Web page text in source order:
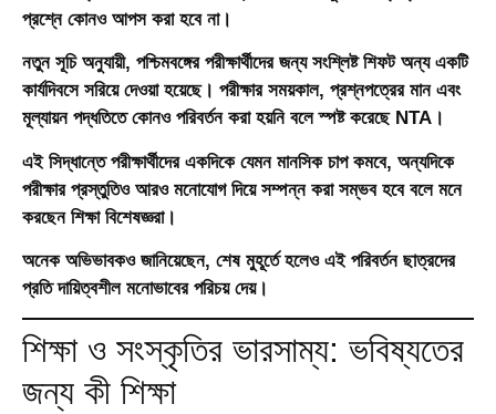
প্রশ্নে কোনও আপস করা হবে না।
নতুন সূচি অনুযায়ী, পশ্চিমবঙ্গের পরীক্ষার্থীদের জন্য সংশ্লিষ্ট শিফট অন্য একটি
কার্যদিবসে সরিয়ে দেওয়া হয়েছে। পরীক্ষার সময়কাল, প্রশ্নপত্রের মান এবং
মূল্যায়ন পদ্ধতিতে কোনও পরিবর্তন করা হয়নি বলে স্পষ্ট করেছে NTA।
এই সিদ্ধান্তে পরীক্ষার্থীদের একদিকে যেমন মানসিক চাপ কমবে, অন্যদিকে
পরীক্ষার প্রস্তুতিও আরও মনোযোগ দিয়ে সম্পন্ন করা সম্ভব হবে বলে মনে
করছেন শিক্ষা বিশেষজ্ঞরা।
অনেক অভিভাবকও জানিয়েছেন, শেষ মুহূর্তে হলেও এই পরিবর্তন ছাত্রদের
প্রতি দায়িত্বশীল মনোভাবের পরিচয় দেয়।
শিক্ষা ও সংস্কৃতির ভারসাম্য: ভবিষ্যতের
জন্য কী শিক্ষা